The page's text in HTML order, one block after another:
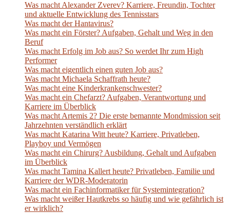
Was macht Alexander Zverev? Karriere, Freundin, Tochter
und aktuelle Entwicklung des Tennisstars
Was macht der Hantavirus?
Was macht ein Förster? Aufgaben, Gehalt und Weg in den
Beruf
Was macht Erfolg im Job aus? So werdet Ihr zum High
Performer
Was macht eigentlich einen guten Job aus?
Was macht Michaela Schaffrath heute?
Was macht eine Kinderkrankenschwester?
Was macht ein Chefarzt? Aufgaben, Verantwortung und
Karriere im Überblick
Was macht Artemis 2? Die erste bemannte Mondmission seit
Jahrzehnten verständlich erklärt
Was macht Katarina Witt heute? Karriere, Privatleben,
Playboy und Vermögen
Was macht ein Chirurg? Ausbildung, Gehalt und Aufgaben
im Überblick
Was macht Tamina Kallert heute? Privatleben, Familie und
Karriere der WDR-Moderatorin
Was macht ein Fachinformatiker für Systemintegration?
Was macht weißer Hautkrebs so häufig und wie gefährlich ist
er wirklich?